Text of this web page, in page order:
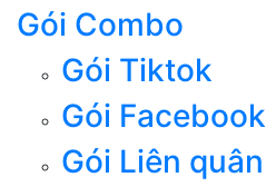
Gói Combo
Gói Tiktok
Gói Facebook
Gói Liên quân